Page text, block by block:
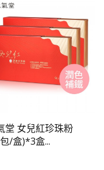
堂 女兒紅珍珠粉
/盒)*3盒...